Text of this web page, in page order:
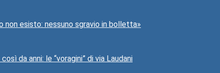
non esisto: nessuno sgravio in bolletta»
da anni: le “voragini” di via Laudani